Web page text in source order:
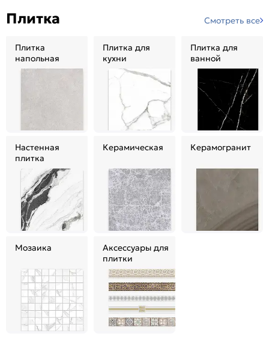
Плитка Смотреть все
Плитка
напольная
Плитка для
кухни
Плитка для
ванной
Настенная
плитка
Керамическая Керамогранит
Мозаика
Аксессуары для
плитки